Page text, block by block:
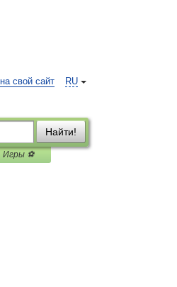
RU
свой сайт
Найти!
Игры ⚽